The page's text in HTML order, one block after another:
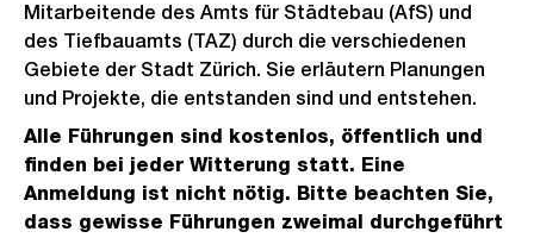
Mitarbeitende des Amts für Städtebau (AfS) und
des Tiefbauamts (TAZ) durch die verschiedenen
Gebiete der Stadt Zürich. Sie erläutern Planungen
und Projekte, die entstanden sind und entstehen.
Alle Führungen sind kostenlos, öffentlich und
finden bei jeder Witterung statt. Eine
Anmeldung ist nicht nötig. Bitte beachten Sie,
dass gewisse Führungen zweimal durchgeführt